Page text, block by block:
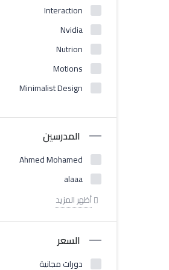
Interaction
Nvidia
Nutrion
Motions
Minimalist Design
المدرسين
Ahmed Mohamed
alaaa
أظهر المزيد
السعر
دورات مجانية